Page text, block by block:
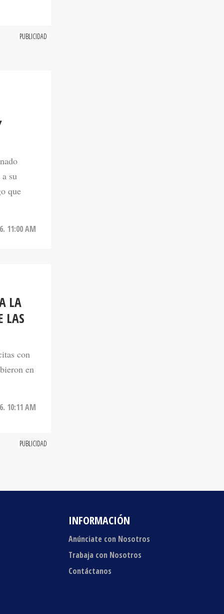
su
que
11:00 AM
LA
LAS
con
en
10:11 AM
INFORMACIÓN
Anúnciate con Nosotros
Trabaja con Nosotros
Contáctanos